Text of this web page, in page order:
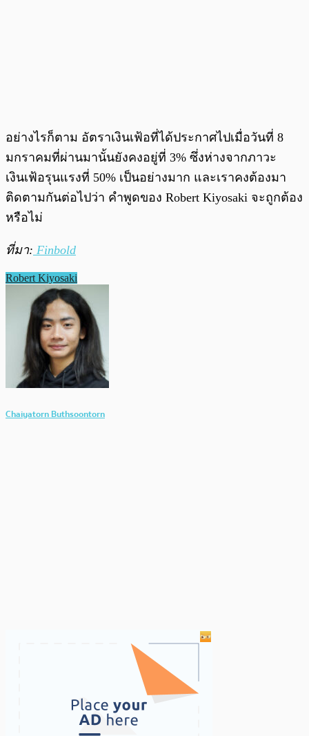
อย่างไรก็ตาม อัตราเงินเฟ้อที่ได้ประกาศไปเมื่อวันที่ 8
มกราคมที่ผ่านมานั้นยังคงอยู่ที่ 3% ซึ่งห่างจากภาวะ
เงินเฟ้อรุนแรงที่ 50% เป็นอย่างมาก และเราคงต้องมา
ติดตามกันต่อไปว่า คำพูดของ Robert Kiyosaki จะถูกต้อง
หรือไม่
ที่มา: Finbold
Robert Kiyosaki
Chaiyatorn Buthsoontorn